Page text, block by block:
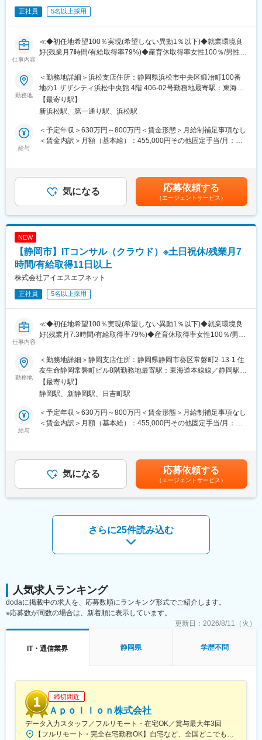
教育支援制度が充実しています。
用」の段階がスキップされます。
※エンジニアのスキルアップ・待遇アップを第一に考えており、約
※設計構築経験以上になると監視や保守運用案件の可能性は低いで
す。そうすると、日勤かつ上流案件に携わることができ、基本土
日祝休みとなります。
■転勤：現在静岡拠点（浜松、静岡、沼津）では案件開拓が進んで
いです。また、1年間の実績として、静岡3拠点間の異動が2～3
名、会社指示での県外他拠点への移動は年間1～2名となっており
■働き方：残業時間は月7時間です。派遣という形態上、残業は発
生しずらいですが、それだけではなく同社には残業対策チームが
あり、過度な残業など何か問題がある場合はチームから所属部署
正社員 5名以上採用
仕事内容
≪◆初任地希望100％実現(希望しない異動1％以下)◆就業環境良
好(残業月7時間/有給取得率79%)◆産育休取得率女性100％/男性
■職務概要：
各種事業顧客からの要件ヒアリング、ネットワーク・サーバー構
成の設計構築◇大手グループ企業のシステム要件の整理とネット
ワーク設計、構築テスト、運用体制構築
クラウド環境における顧客情報データベース用サーバー構築・大
規模サーバーリプレイスとその性能評価◇官公庁向けサーバー・
ネットワークの設計構築など上流工程の案件を中心に業務に取り
分の市場価値、スキルを磨いて頂けるお仕事です！
■プロジェクト例：
・サーバ/セキュリティ導入…LinuxによるDNSサーバ統一、
リーダ
・大手自動車メーカー向けサーバ、ネットワーク、セキュリテ
ィ、音声などトータルソリューションでの運用(70名体制)
■働き方：
おり、長期就業を叶えることが出来る環境です。
■入社後のキャリア（案件の変化スピード）：以下が静岡エリアで
用」の段階がスキップされます。
※エンジニアのスキルアップ・待遇アップを第一に考えており、約
2年毎に携われる案件のレベルが上がるイメージです。
※設計構築経験以上になると監視や保守運用案件の可能性は低いで
日祝休みとなります。
■転勤：現在静岡拠点（浜松、静岡、沼津）では案件開拓が進んで
静岡拠点間の異動は拠点と拠点の間に暮らしており、どちらのエ
リアにも行ける方の異動となります。
勤務地
＜勤務地詳細＞浜松支店住所：静岡県浜松市中央区鍛冶町100番
地の1 ザザシティ浜松中央館 4階 406-02号勤務地最寄駅：東海道
本線／浜松駅受動喫煙対策：敷地内全面禁煙変更の範囲：会社の
定める事業所
【最寄り駅】
新浜松駅、第一通り駅、浜松駅
給与
＜予定年収＞630万円～800万円＜賃金形態＞月給制補足事項なし
＜賃金内訳＞月額（基本給）：455,000円その他固定手当/月：
別途支給となります。賃金はあくまでも目安の金額であり、選考
を通じて上下する可能性があります。月給(月額)は固定手当を含め
た表記です。
気になる 応募依頼する
（エージェントサービス）
NEW
【静岡市】ITコンサル（クラウド）※土日祝休/残業月7
時間/有給取得11日以上
株式会社アイエスエフネット
正社員 5名以上採用
仕事内容
≪◆初任地希望100％実現(希望しない異動1％以下)◆就業環境良
好(残業月7.3時間/有給取得率79%)◆産育休取得率女性100％/男性
■職務概要：
各種事業顧客からの要件ヒアリング、ネットワーク・サーバー構
成の設計構築◇大手グループ企業のシステム要件の整理とネット
ワーク設計、構築テスト、運用体制構築
クラウド環境における顧客情報データベース用サーバー構築・大
規模サーバーリプレイスとその性能評価◇官公庁向けサーバー・
ネットワークの設計構築など上流工程の案件を中心に業務に取り
分の市場価値、スキルを磨いて頂けるお仕事です！
■プロジェクト例：
・サーバ/セキュリティ導入…LinuxによるDNSサーバ統一、
・官公庁向けストストレージ製品構築
・SaaS型監視サービスやバックアップサービス等の維持運用業務
・大手自動車メーカー向けサーバ、ネットワーク、セキュリテ
ィ、音声などトータルソリューションでの運用(70名体制)
年間休日120日、リモートワークも可能でワークライフバランス
を整えながらスキルを高めることが可能です。育休産休も進んで
おり、長期就業を叶えることが出来る環境です。
■入社後のキャリア（案件の変化スピード）：以下が静岡エリアで
の目安です。入社時のご経験により「運用・監視」や「構築・運
※エンジニアのスキルアップ・待遇アップを第一に考えており、約
す。そうすると、日勤かつ上流案件に携わることができ、基本土
日祝休みとなります。
■転勤：現在静岡拠点（浜松、静岡、沼津）では案件開拓が進んで
おり、人が不足しておりますので、他エリアへの転勤可能性は低
いです。1年間の実績として、静岡3拠点間の異動が2～3名、会社
指示での県外他拠点への移動は年間1～2名となっております。※
勤務地
＜勤務地詳細＞静岡支店住所：静岡県静岡市葵区常磐町2-13-1 住
友生命静岡常磐町ビル8階勤務地最寄駅：東海道本線線／静岡駅受
動喫煙対策：敷地内全面禁煙変更の範囲：会社の定める事業所
【最寄り駅】
静岡駅、新静岡駅、日吉町駅
給与
＜予定年収＞630万円～800万円＜賃金形態＞月給制補足事項なし
＜賃金内訳＞月額（基本給）：455,000円その他固定手当/月：
別途支給となります。賃金はあくまでも目安の金額であり、選考
を通じて上下する可能性があります。月給(月額)は固定手当を含め
た表記です。
気になる 応募依頼する
（エージェントサービス）
さらに25件読み込む
人気求人ランキング
dodaに掲載中の求人を、応募数順にランキング形式でご紹介します。
※応募数が同数の場合は、新着順に表示しています。
更新日： 2026/8/11（火）
IT・通信業界 静岡県 学歴不問
締切間近
Ａｐｏｌｌｏｎ株式会社
データ入力スタッフ／フルリモート・在宅OK／賞与最大年3回
【フルリモート・完全在宅勤務OK】自宅など、全国どこでもあなたが働きやすい場所で働けます★転居を伴う転勤なし★全国47都道府県どこからでも応募OK【本社】東京都新宿区山吹町130番地の15 茜ビル2-A＜アクセス＞有楽町線「江戸川橋駅」、東西線「東西線」より徒歩10分※受動喫煙対策：あり